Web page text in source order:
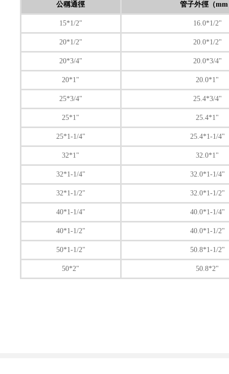
公稱通徑 管子外徑（mm
15*1/2" 16.0*1/2"
20*1/2" 20.0*1/2"
20*3/4" 20.0*3/4"
20*1" 20.0*1"
25*3/4" 25.4*3/4"
25*1" 25.4*1"
25*1-1/4" 25.4*1-1/4"
32*1" 32.0*1"
32*1-1/4" 32.0*1-1/4"
32*1-1/2" 32.0*1-1/2"
40*1-1/4" 40.0*1-1/4"
40*1-1/2" 40.0*1-1/2"
50*1-1/2" 50.8*1-1/2"
50*2" 50.8*2"